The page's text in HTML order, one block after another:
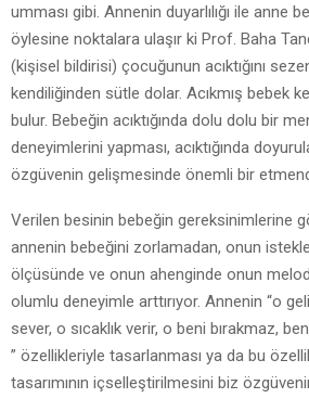
umması gibi. Annenin duyarlılığı ile anne
öylesine noktalara ulaşır ki Prof. Baha
(kişisel bildirisi) çocuğunun acıktığını
kendiliğinden sütle dolar. Acıkmış bebek
bulur. Bebeğin acıktığında dolu dolu bir
deneyimlerini yapması, acıktığında
özgüvenin gelişmesinde önemli bir
Verilen besinin bebeğin gereksinimlerine
annenin bebeğini zorlamadan, onun
ölçüsünde ve onun ahenginde onun
olumlu deneyimle arttırıyor. Annenin “o
sever, o sıcaklık verir, o beni bırakmaz,
” özellikleriyle tasarlanması ya da bu
tasarımının içselleştirilmesini biz